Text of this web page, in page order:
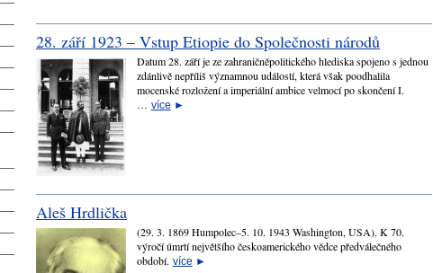
28. září 1923 – Vstup Etiopie do Společnosti národů
Datum 28. září je ze zahraničněpolitického hlediska spojeno s jednou
zdánlivě nepříliš významnou událostí, která však poodhalila
mocenské rozložení a imperiální ambice velmocí po skončení I.
… více ►
Aleš Hrdlička
(29. 3. 1869 Humpolec–5. 10. 1943 Washington, USA). K 70.
výročí úmrtí největšího českoamerického vědce předválečného
období. více ►